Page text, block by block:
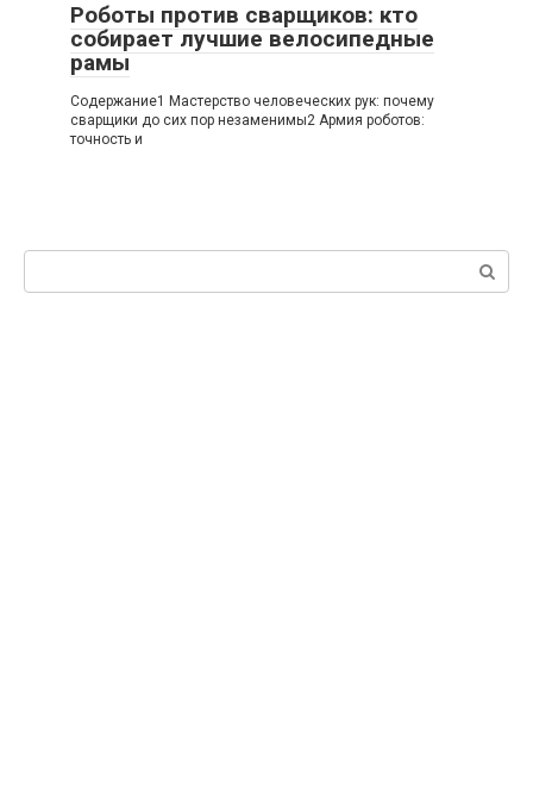
Роботы против сварщиков: кто
собирает лучшие велосипедные
рамы
Содержание1 Мастерство человеческих рук: почему
сварщики до сих пор незаменимы2 Армия роботов:
точность и